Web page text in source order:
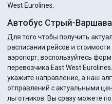
West Eurolines.
Автобус Стрый-
Для того чтобы получить
расписании рейсов и
аэропорт, воспользуйтесь
перевозчика East West
укажите направление, а наш
отправлений с актуальными
льготников. Вы сразу можете подобрать идеальный рейс,